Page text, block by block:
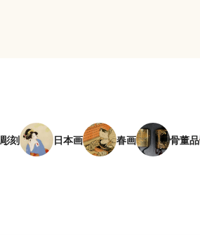
彫刻 日本画 春画 骨董品